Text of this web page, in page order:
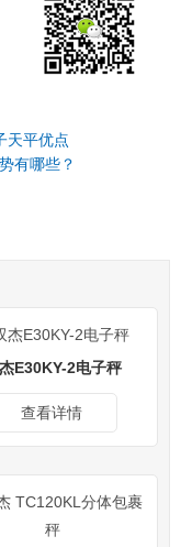
天平优点
有哪些？
E30KY-2电子秤
查看详情